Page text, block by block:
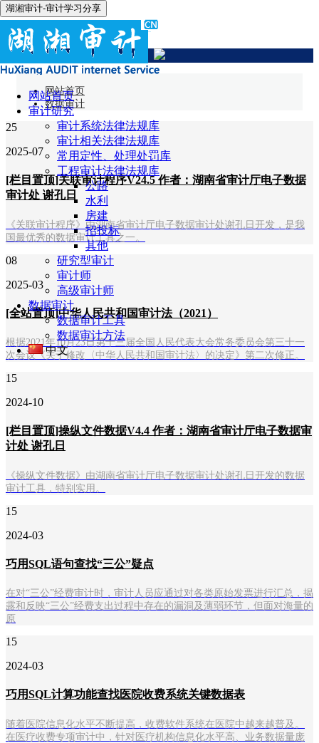
湖湘审计-审计学习分享
网站首页
审计研究
审计系统法律法规库
审计相关法律法规库
常用定性、处理处罚库
工程审计法律法规库
公路
水利
房建
招投标
其他
研究型审计
审计师
高级审计师
数据审计
数据审计工具
数据审计方法
中文
数据审计
网站首页
数据审计
25
2025-07
[栏目置顶]关联审计程序V24.5 作者：湖南省审计厅电子数据
审计处 谢孔日
《关联审计程序》由湖南省审计厅电子数据审计处谢孔日开发，是我
国最优秀的数据审计工具之一。
08
2025-03
[全站置顶]中华人民共和国审计法（2021）
根据2021年10月23日第十三届全国人民代表大会常务委员会第三十一
次会议《关于修改〈中华人民共和国审计法〉的决定》第二次修正。
15
2024-10
[栏目置顶]操纵文件数据V4.4 作者：湖南省审计厅电子数据审
计处 谢孔日
《操纵文件数据》由湖南省审计厅电子数据审计处谢孔日开发的数据
审计工具，特别实用。
15
2024-03
巧用SQL语句查找“三公”疑点
在对“三公”经费审计时，审计人员应通过对各类原始发票进行汇总，揭
露和反映“三公”经费支出过程中存在的漏洞及薄弱环节，但面对海量的
原
15
2024-03
巧用SQL计算功能查找医院收费系统关键数据表
随着医院信息化水平不断提高，收费软件系统在医院中越来越普及。
在医疗收费专项审计中，针对医疗机构信息化水平高、业务数据量庞